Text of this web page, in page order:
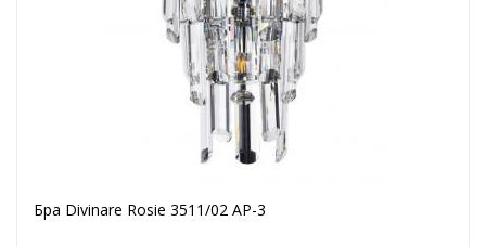
Бра Divinare Rosie 3511/02 AP-3